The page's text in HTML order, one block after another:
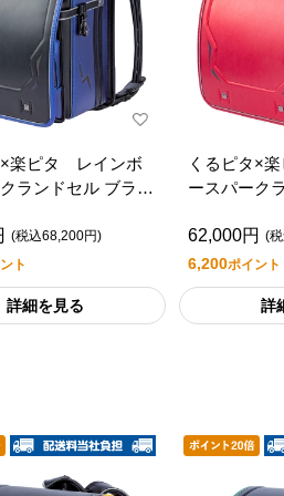
楽ピタ レインボ
ランドセル ブラッ
(税込68,200円)
ト
詳細を見る
くるピタ×
ースパーク
62,000円 (
6,200ポイント
詳